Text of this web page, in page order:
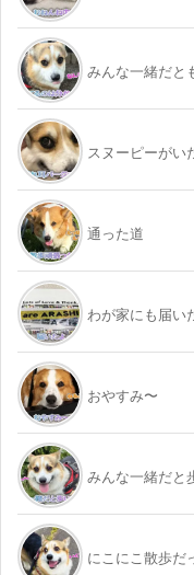
みんな一緒だと
スヌーピーがい
通った道
わが家にも届い
おやすみ〜
みんな一緒だと
にこにこ散歩だ